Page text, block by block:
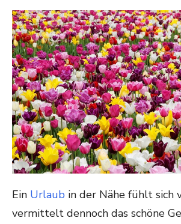
Ein Urlaub in der Nähe fühlt sich
vermittelt dennoch das schöne